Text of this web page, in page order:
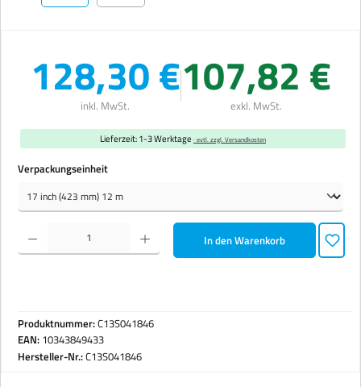
128,30 €
inkl. MwSt.
107,82 €
exkl. MwSt.
Lieferzeit: 1-3 Werktage · evtl. zzgl. Versandkosten
Verpackungseinheitauswählen
Produkt Anzahl: Gib den gewünschten Wert ein oder benutze die Schaltflächen um die Anzahl zu
In den Warenkorb
Produktnummer:C13S041846
EAN: 10343849433
Hersteller-Nr.:C13S041846